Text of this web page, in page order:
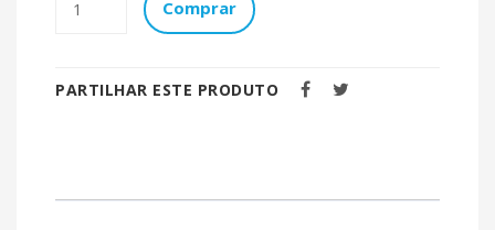
Comprar
PARTILHAR ESTE PRODUTO